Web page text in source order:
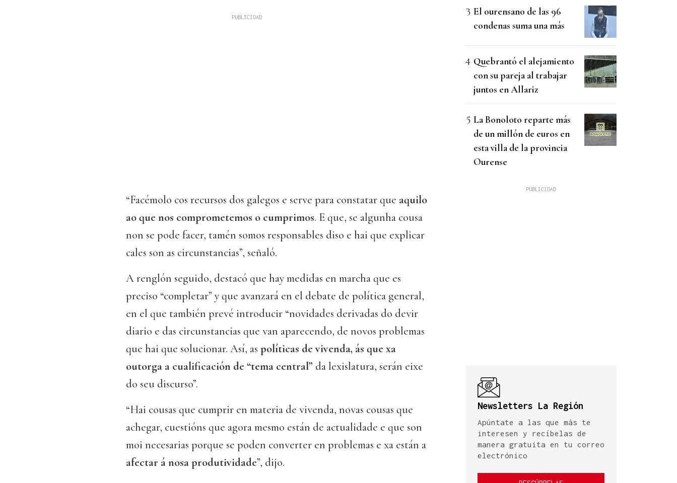
“Facémolo cos recursos dos galegos e serve para constatar que aquilo
ao que nos comprometemos o cumprimos. E que, se algunha cousa
non se pode facer, tamén somos responsables diso e hai que explicar
cales son as circunstancias”, señaló.
A renglón seguido, destacó que hay medidas en marcha que es
preciso “completar” y que avanzará en el debate de política general,
en el que también prevé introducir “novidades derivadas do devir
diario e das circunstancias que van aparecendo, de novos problemas
que hai que solucionar. Así, as políticas de vivenda, ás que xa
outorga a cualificación de “tema central” da lexislatura, serán eixe
do seu discurso”.
“Hai cousas que cumprir en materia de vivenda, novas cousas que
achegar, cuestións que agora mesmo están de actualidade e que son
moi necesarias porque se poden converter en problemas e xa están a
afectar á nosa produtividade”, dijo.
El ourensano de las 96
condenas suma una más
Quebrantó el alejamiento
con su pareja al trabajar
juntos en Allariz
La Bonoloto reparte más
de un millón de euros en
esta villa de la provincia
Ourense
Newsletters La Región
Apúntate a las que más te
interesen y recíbelas de
manera gratuita en tu correo
electrónico